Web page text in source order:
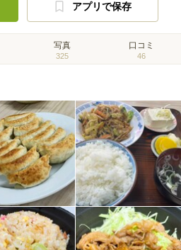
アプリで保存
写真
325
口コミ
46